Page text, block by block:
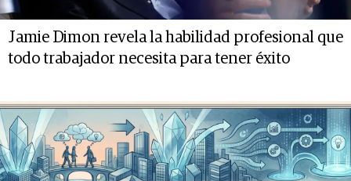
Jamie Dimon revela la habilidad profesional que
todo trabajador necesita para tener éxito